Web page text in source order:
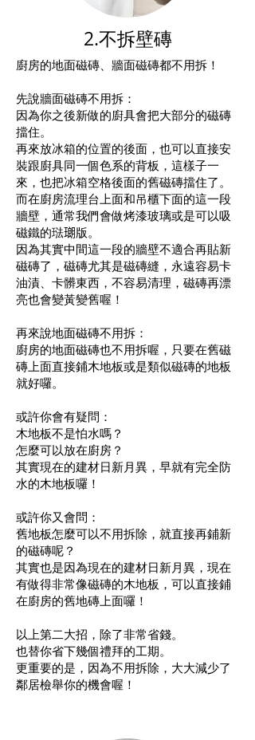
2.不拆壁磚
廚房的地面磁磚、牆面磁磚都不用拆！
先說牆面磁磚不用拆：
因為你之後新做的廚具會把大部分的磁磚
擋住。
再來放冰箱的位置的後面，也可以直接安
裝跟廚具同一個色系的背板，這樣子一
來，也把冰箱空格後面的舊磁磚擋住了。
而在廚房流理台上面和吊櫃下面的這一段
牆壁，通常我們會做烤漆玻璃或是可以吸
磁鐵的琺𤨡版。
因為其實中間這一段的牆壁不適合再貼新
磁磚了，磁磚尤其是磁磚縫，永遠容易卡
油漬、卡髒東西，不容易清理，磁磚再漂
亮也會變黃變舊喔！
再來說地面磁磚不用拆：
廚房的地面磁磚也不用拆喔，只要在舊磁
磚上面直接鋪木地板或是類似磁磚的地板
就好囉。
或許你會有疑問：
木地板不是怕水嗎？
怎麼可以放在廚房？
其實現在的建材日新月異，早就有完全防
水的木地板囉！
或許你又會問：
舊地板怎麼可以不用拆除，就直接再鋪新
的磁磚呢？
其實也是因為現在的建材日新月異，現在
有做得非常像磁磚的木地板，可以直接鋪
在廚房的舊地磚上面囉！
以上第二大招，除了非常省錢。
也替你省下幾個禮拜的工期。
更重要的是，因為不用拆除，大大減少了
鄰居檢舉你的機會喔！